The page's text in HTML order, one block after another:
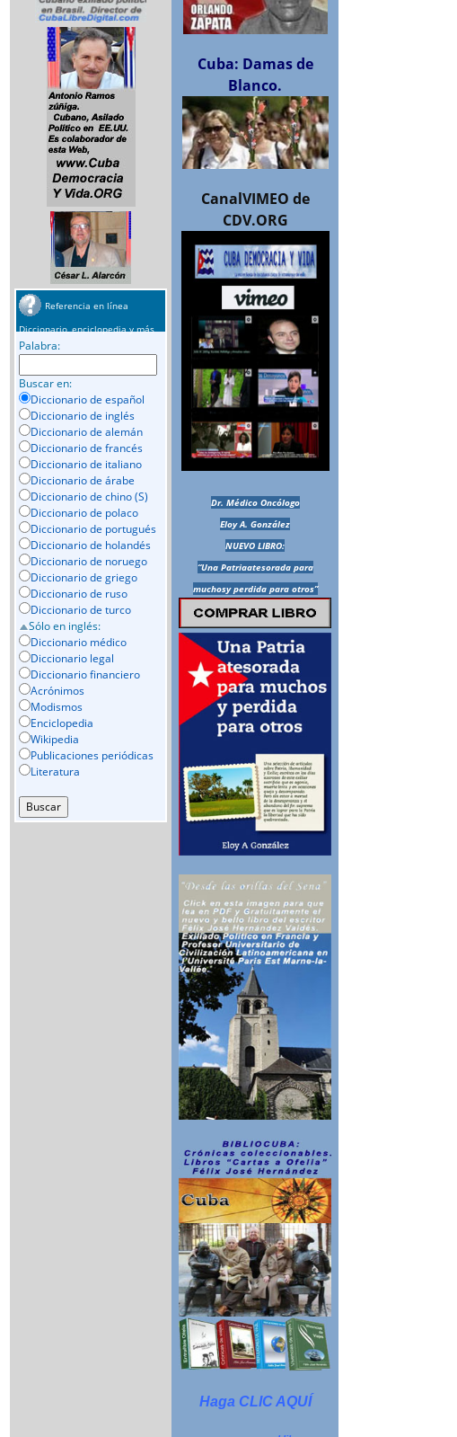
Referencia en línea
Diccionario, enciclopedia y más
Palabra:
Buscar en:
Diccionario de español
Diccionario de inglés
Diccionario de alemán
Diccionario de francés
Diccionario de italiano
Diccionario de árabe
Diccionario de chino (S)
Diccionario de polaco
Diccionario de portugués
Diccionario de holandés
Diccionario de noruego
Diccionario de griego
Diccionario de ruso
Diccionario de turco
Sólo en inglés:
Diccionario médico
Diccionario legal
Diccionario financiero
Acrónimos
Modismos
Enciclopedia
Wikipedia
Publicaciones periódicas
Literatura
Cuba: Damas de
Blanco.
CanalVIMEO de
CDV.ORG
Dr. Médico Oncólogo
Eloy A. González
NUEVO LIBRO:
“Una Patriaatesorada para
muchosy perdida para otros”
Haga CLIC AQUÍ